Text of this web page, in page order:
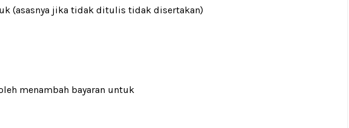
(asasnya jika tidak ditulis tidak disertakan)
menambah bayaran untuk